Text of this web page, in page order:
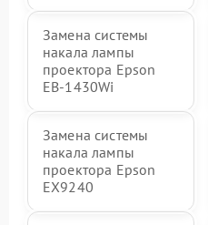
Замена системы
накала лампы
проектора Epson
EB-1430Wi
Замена системы
накала лампы
проектора Epson
EX9240